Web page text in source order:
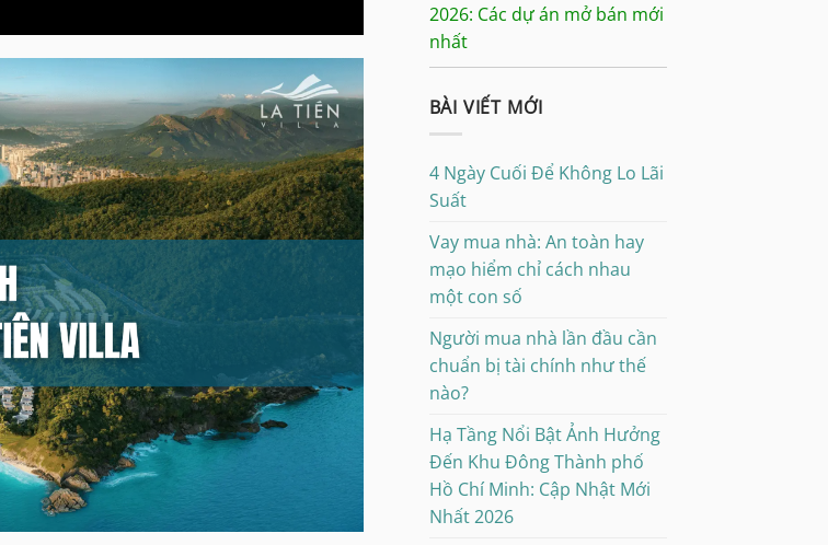
2026: Các dự án mở bán mới
nhất
BÀI VIẾT MỚI
4 Ngày Cuối Để Không Lo Lãi
Suất
Vay mua nhà: An toàn hay
mạo hiểm chỉ cách nhau
một con số
Người mua nhà lần đầu cần
chuẩn bị tài chính như thế
nào?
Hạ Tầng Nổi Bật Ảnh Hưởng
Đến Khu Đông Thành phố
Hồ Chí Minh: Cập Nhật Mới
Nhất 2026